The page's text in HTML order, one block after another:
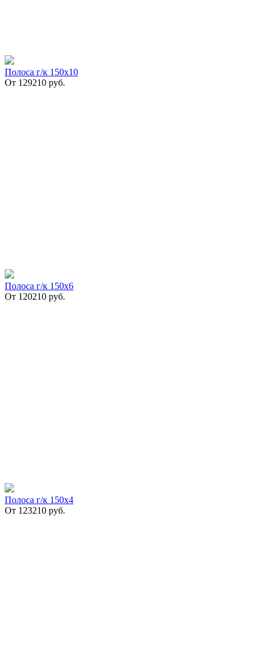
Полоса г/к 150х10
От 129210 руб.
Полоса г/к 150х6
От 120210 руб.
Полоса г/к 150х4
От 123210 руб.